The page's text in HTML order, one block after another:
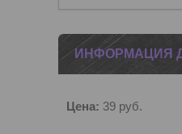
ИНФОРМАЦИЯ
Цена: 39 руб.